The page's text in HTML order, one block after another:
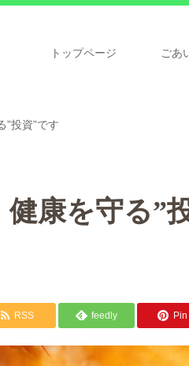
トップページ ごあ
”投資”です
康を守る”
RSS feedly